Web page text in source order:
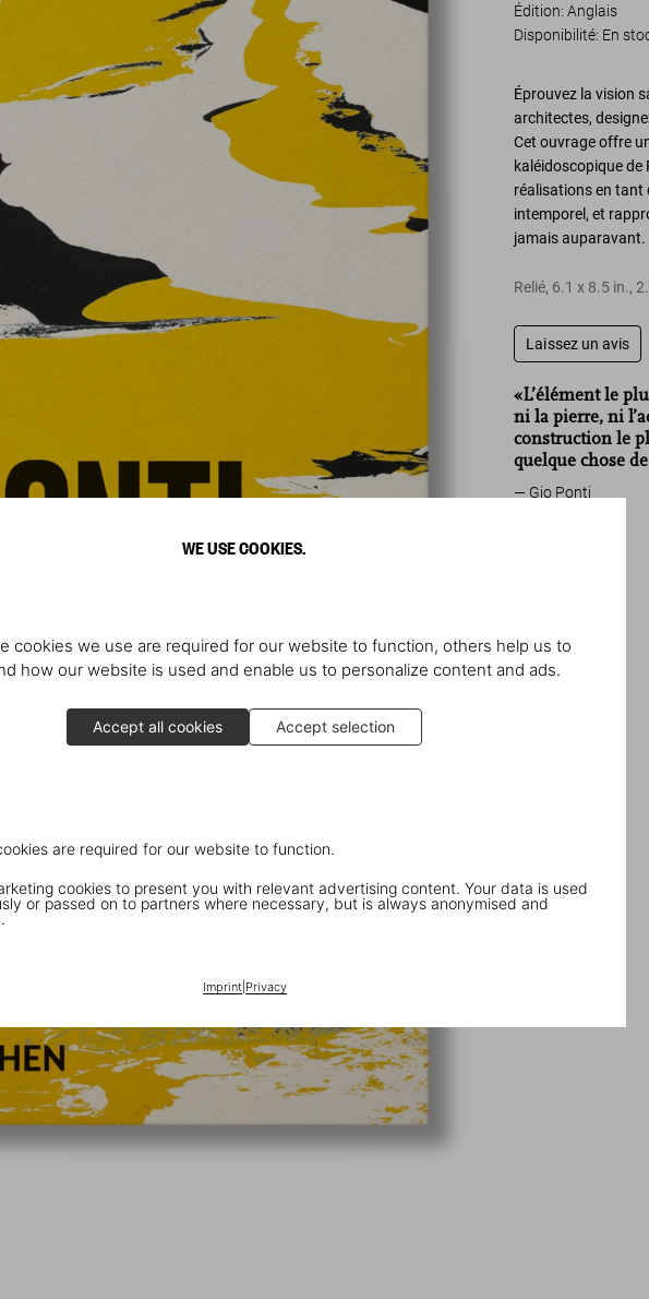
WE USE COOKIES.
cookies we use are required for our website to function, others help us to
how our website is used and enable us to personalize content and ads.
Accept all cookies Accept selection
are required for our website to function.
cookies to present you with relevant advertising content. Your data is used
or passed on to partners where necessary, but is always anonymised and
Imprint| Privacy
Édition: Anglais
Disponibilité: En
Éprouvez la vision
architectes,
Cet ouvrage offre
kaléidoscopique de
réalisations en tant
intemporel , et
jamais auparavant.
Relié, 6.1 x 8.5 in.,
Laissez un avis
«L’élément le
ni la pierre, ni
construction le
quelque chose
Gio Ponti